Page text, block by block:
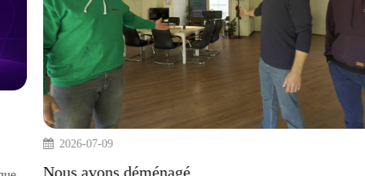
Nous avons déménagé